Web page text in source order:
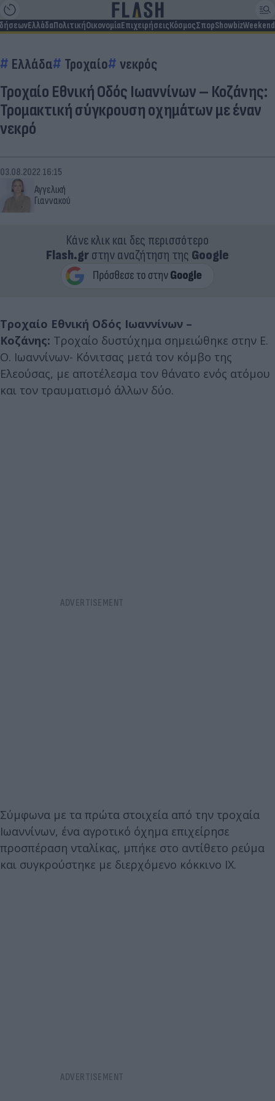
ΕλλάδαΠολιτικήΟικονομίαΕπιχειρήσειςΚόσμοςΣπορShowbizWeekend
Ελλάδα Τροχαίο νεκρός
Τροχαίο Εθνική Οδός Ιωαννίνων – Κοζάνης:
Τρομακτική σύγκρουση οχημάτων με έναν
νεκρό
Αγγελική
Γιαννακού
03.08.2022 16:15
Κάνε κλικ και δες περισσότερο
Flash.grστην αναζήτηση της Google
Τροχαίο Εθνική Οδός Ιωαννίνων –
Κοζάνης: Τροχαίο δυστύχημα σημειώθηκε στην Ε.
Ο. Ιωαννίνων- Κόνιτσας μετά τον κόμβο της
Ελεούσας, με αποτέλεσμα τον θάνατο ενός ατόμου
και τoν τραυματισμό άλλων δύο.
Σύμφωνα με τα πρώτα στοιχεία από την τροχαία
Ιωαννίνων, ένα αγροτικό όχημα επιχείρησε
προσπέραση νταλίκας, μπήκε στο αντίθετο ρεύμα
και συγκρούστηκε με διερχόμενο κόκκινο ΙΧ.